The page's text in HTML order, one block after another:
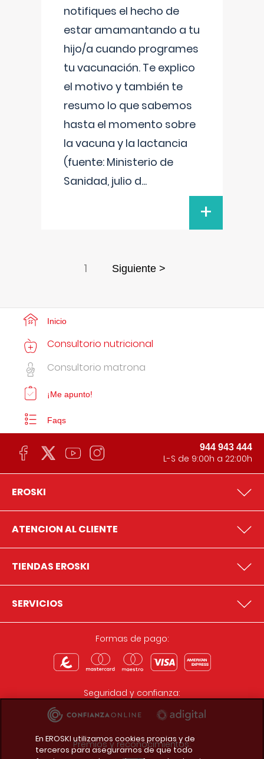
notifiques el hecho de
estar amamantando a tu
hijo/a cuando programes
tu vacunación. Te explico
el motivo y también te
resumo lo que sabemos
hasta el momento sobre
la vacuna y la lactancia
(fuente: Ministerio de
Sanidad, julio d...
+
1 Siguiente >
Inicio
Consultorio nutricional
Consultorio matrona
¡Me apunto!
Faqs
944 943 444
L-S de 9:00h a 22:00h
EROSKI
ATENCION AL CLIENTE
TIENDAS EROSKI
SERVICIOS
Formas de pago:
Seguridad y confianza:
Premios y reconocimientos:
En EROSKI utilizamos cookies propias y de
terceros para asegurarnos de que todo